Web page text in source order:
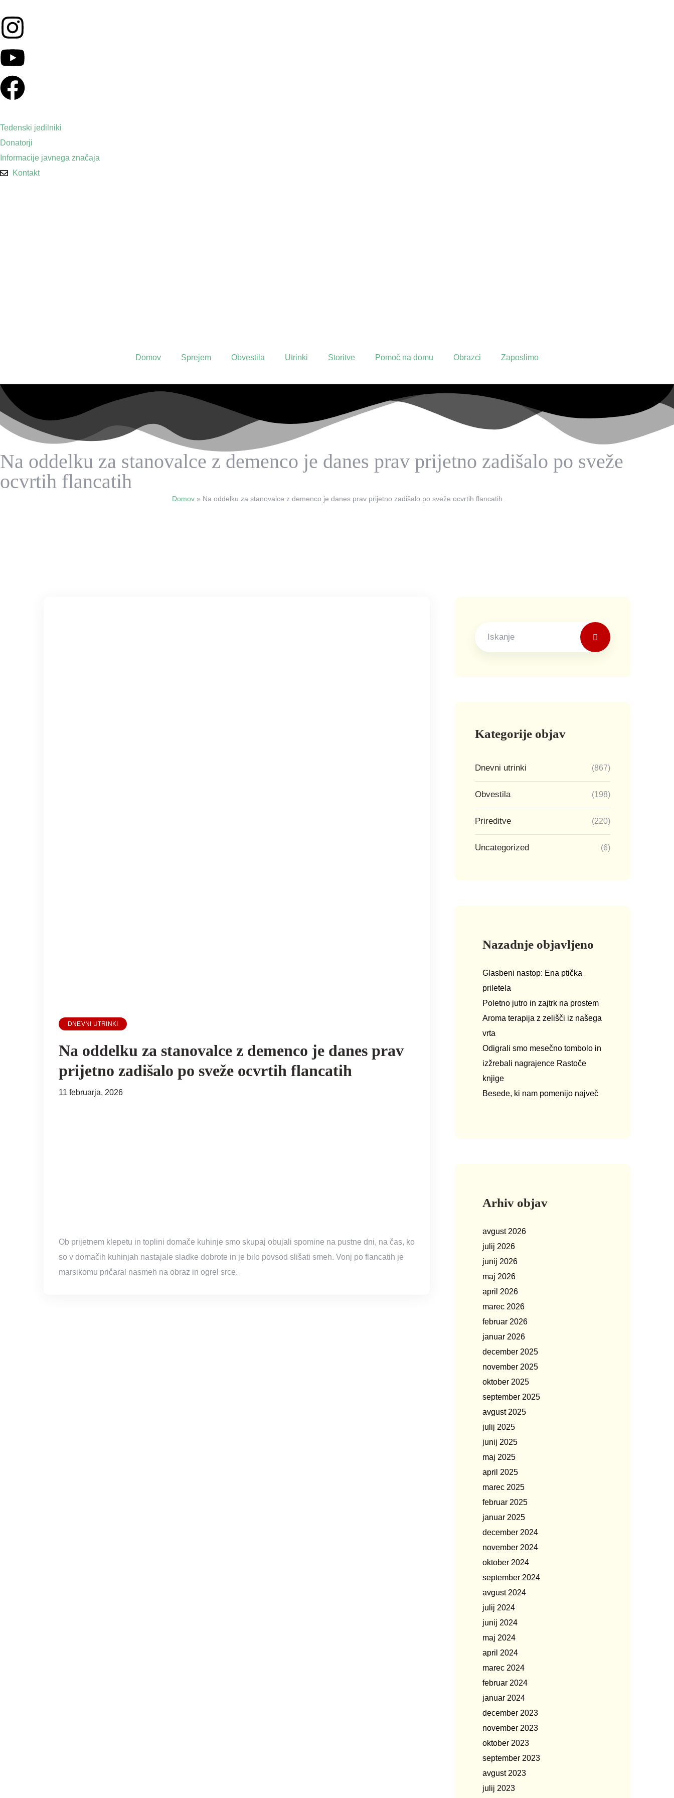
Tedenski jedilniki
Donatorji
Informacije javnega značaja
Kontakt
Domov Sprejem Obvestila Utrinki Storitve Pomoč na domu Obrazci Zaposlimo
Na oddelku za stanovalce z demenco je danes prav prijetno zadišalo po sveže
ocvrtih flancatih
Domov» Na oddelku za stanovalce z demenco je danes prav prijetno zadišalo po sveže ocvrtih flancatih
DNEVNI UTRINKI
Na oddelku za stanovalce z demenco je danes prav
prijetno zadišalo po sveže ocvrtih flancatih
11 februarja, 2026
Ob prijetnem klepetu in toplini domače kuhinje smo skupaj obujali spomine na pustne dni, na čas, ko
so v domačih kuhinjah nastajale sladke dobrote in je bilo povsod slišati smeh. Vonj po flancatih je
marsikomu pričaral nasmeh na obraz in ogrel srce.
Kategorije objav
Dnevni utrinki (867)
Obvestila (198)
Prireditve (220)
Uncategorized (6)
Nazadnje objavljeno
Glasbeni nastop: Ena ptička
priletela
Poletno jutro in zajtrk na prostem
Aroma terapija z zelišči iz našega
vrta
Odigrali smo mesečno tombolo in
izžrebali nagrajence Rastoče
knjige
Besede, ki nam pomenijo največ
Arhiv objav
avgust 2026
julij 2026
junij 2026
maj 2026
april 2026
marec 2026
februar 2026
januar 2026
december 2025
november 2025
oktober 2025
september 2025
avgust 2025
julij 2025
junij 2025
maj 2025
april 2025
marec 2025
februar 2025
januar 2025
december 2024
november 2024
oktober 2024
september 2024
avgust 2024
julij 2024
junij 2024
maj 2024
april 2024
marec 2024
februar 2024
januar 2024
december 2023
november 2023
oktober 2023
september 2023
avgust 2023
julij 2023